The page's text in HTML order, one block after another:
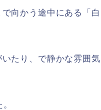
向かう途中にある「白
たり、で静かな雰囲気